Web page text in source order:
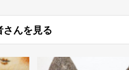
さんを見る